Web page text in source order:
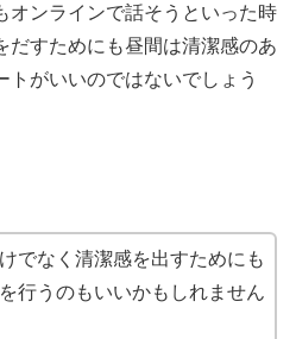
オンラインで話そうといった時
だすためにも昼間は清潔感のあ
トがいいのではないでしょう
でなく清潔感を出すためにも
行うのもいいかもしれません